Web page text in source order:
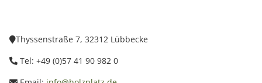
Thyssenstraße 7, 32312 Lübbecke
Tel: +49 (0)57 41 90 982 0